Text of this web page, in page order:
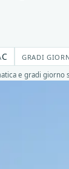
C GRADI
e gradi giorno